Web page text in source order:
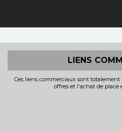
LIENS
Ces liens commerciaux sont
offres et l'achat de place